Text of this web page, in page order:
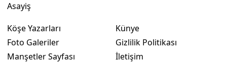
Asayiş
Köşe Yazarları
Foto Galeriler
Manşetler Sayfası
Künye
Gizlilik Politikası
İletişim